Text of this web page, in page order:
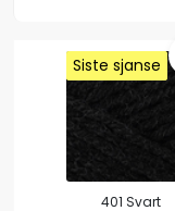
Siste sjanse
Siste sjanse
Siste sjanse
401 Svart